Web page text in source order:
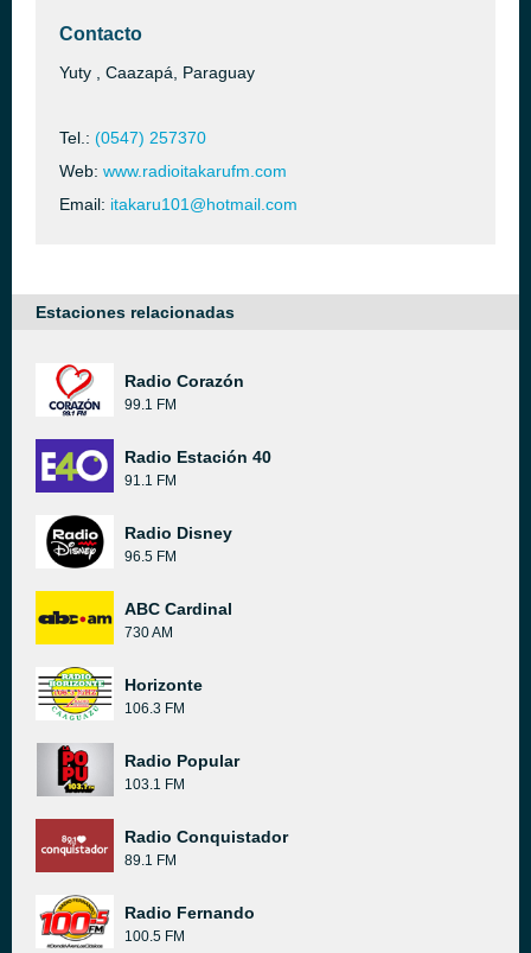
Contacto
Yuty , Caazapá, Paraguay
Tel.: (0547) 257370
Web: www.radioitakarufm.com
Email: itakaru101@hotmail.com
Estaciones relacionadas
Radio Corazón
99.1 FM
Radio Estación 40
91.1 FM
Radio Disney
96.5 FM
ABC Cardinal
730 AM
Horizonte
106.3 FM
Radio Popular
103.1 FM
Radio Conquistador
89.1 FM
Radio Fernando
100.5 FM